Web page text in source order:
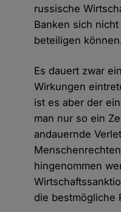
russische
Banken sich
beteiligen
Es dauert zwar
Wirkungen
ist es aber der
man nur so ein
andauernde
hingenommen
die bestmögliche